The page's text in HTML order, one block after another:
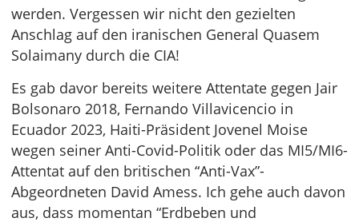
werden. Vergessen wir nicht den gezielten
Anschlag auf den iranischen General Quasem
Solaimany durch die CIA!
Es gab davor bereits weitere Attentate gegen Jair
Bolsonaro 2018, Fernando Villavicencio in
Ecuador 2023, Haiti-Präsident Jovenel Moise
wegen seiner Anti-Covid-Politik oder das MI5/MI6-
Attentat auf den britischen “Anti-Vax”-
Abgeordneten David Amess. Ich gehe auch davon
aus, dass momentan “Erdbeben und